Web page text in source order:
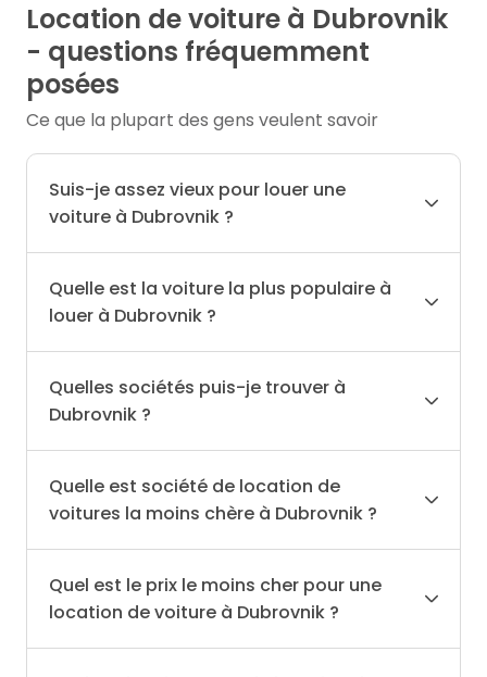
Location de voiture à Dubrovnik
- questions fréquemment
posées
Ce que la plupart des gens veulent savoir
Suis-je assez vieux pour louer une
voiture à Dubrovnik ?
Quelle est la voiture la plus populaire à
louer à Dubrovnik ?
Quelles sociétés puis-je trouver à
Dubrovnik ?
Quelle est société de location de
voitures la moins chère à Dubrovnik ?
Quel est le prix le moins cher pour une
location de voiture à Dubrovnik ?